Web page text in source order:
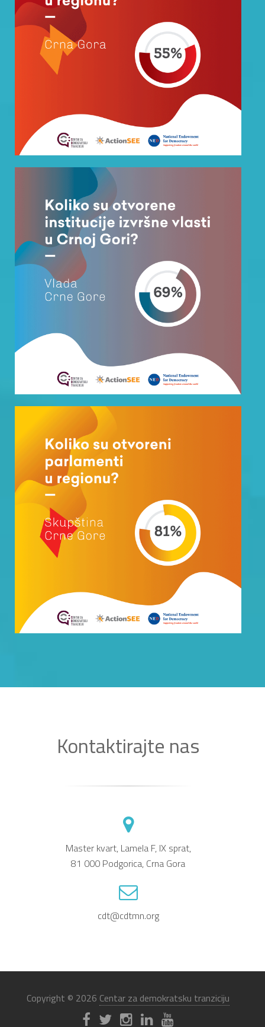
Kontaktirajte nas
Master kvart, Lamela F, IX sprat,
81 000 Podgorica, Crna Gora
cdt@cdtmn.org
Copyright © 2026 Centar za demokratsku tranziciju